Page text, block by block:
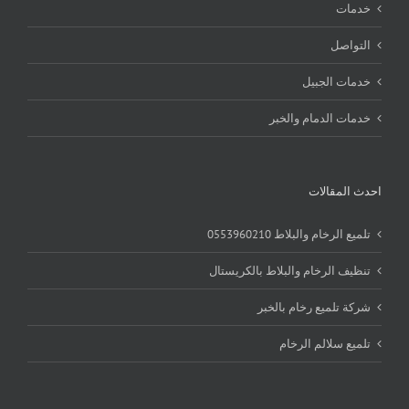
خدمات
التواصل
خدمات الجبيل
خدمات الدمام والخبر
احدث المقالات
تلميع الرخام والبلاط 0553960210
تنظيف الرخام والبلاط بالكريستال
شركة تلميع رخام بالخبر
تلميع سلالم الرخام